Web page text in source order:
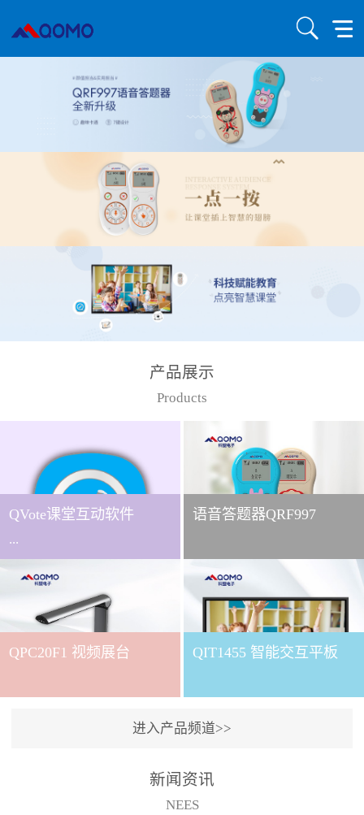
产品展示
Products
QVote课堂互动软件
...
下载QVote授课软件课堂互
动的质量直接影响教学效
果与学生参与度。作为
打造的互动授课软件，
QVote 以 “让每一堂课都充
功能与数据化教学分析，
语音答题器QRF997
QPC20F1 视频展台 QIT1455 智能交互平板
进入产品频道>>
新闻资讯
NEES